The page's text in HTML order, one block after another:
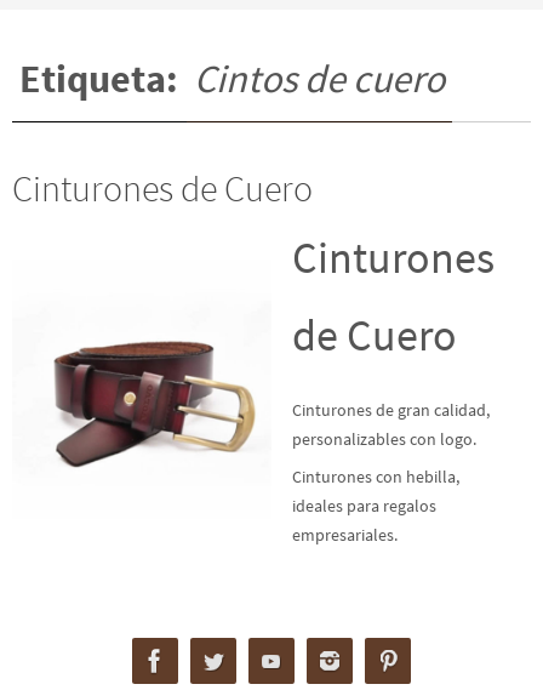
Etiqueta: Cintos de cuero
Cinturones de Cuero
Cinturones
de Cuero
Cinturones de gran calidad,
personalizables con logo.
Cinturones con hebilla,
ideales para regalos
empresariales.